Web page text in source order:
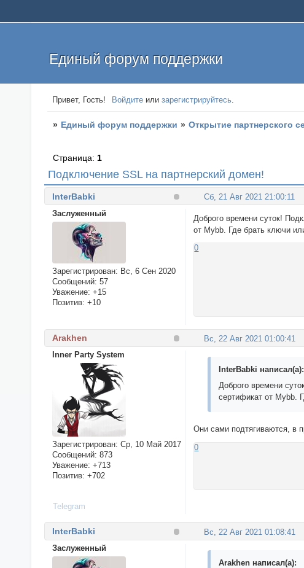
Единый форум поддержки
Привет, Гость! Войдите илизарегистрируйтесь.
» Единый форум поддержки » Открытие партнерского
Подключение SSL на партнерский домен!
Страница: 1
Сб, 21 Авг 2021 21:00:11
InterBabki
Заслуженный
Зарегистрирован: Вс, 6 Сен 2020
Сообщений: 57
Уважение: +15
Позитив: +10
Доброго времени суток!
от Mybb. Где брать ключи
0
Вс, 22 Авг 2021 01:00:41
Arakhen
Inner Party System
Зарегистрирован: Ср, 10 Май 2017
Сообщений: 873
Уважение: +713
Позитив: +702
InterBabki написал(а):
Доброго времени
сертификат от Mybb.
Они сами подтягиваются, в
0
Telegram
Вс, 22 Авг 2021 01:08:41
InterBabki
Заслуженный
Arakhen написал(а):